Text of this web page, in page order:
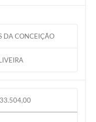
DA CONCEIÇÃO